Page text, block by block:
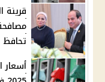
تحافظ